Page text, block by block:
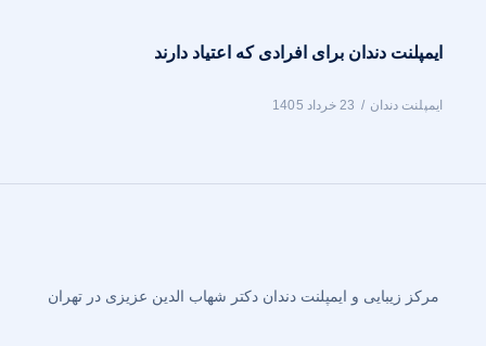
ایمپلنت دندان برای افرادی که اعتیاد دارند
ایمپلنت دندان 23 خرداد 1405
مرکز زیبایی و ایمپلنت دندان دکتر شهاب الدین عزیزی در تهران